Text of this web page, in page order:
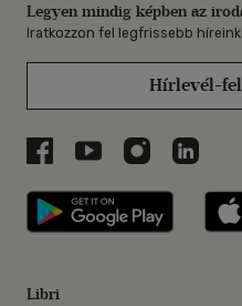
Legyen mindig képben az
Iratkozzon fel legfrissebb
Hírlevél-
Libri a Facebookon
Libri a Youtube-
Libri azLibri
Libri
Libri